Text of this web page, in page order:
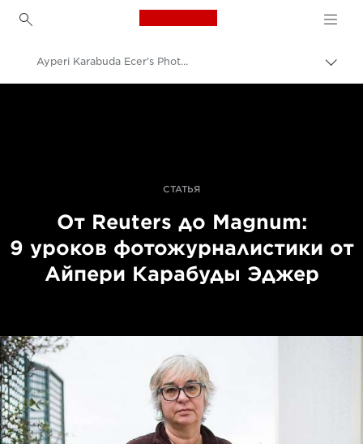
Canon Logo, back to
Ayperi Karabuda Ecer's Photojournalism Lessons
СТАТЬЯ
От Reuters до Magnum:
9 уроков фотожурналистики от
Айпери Карабуды Эджер